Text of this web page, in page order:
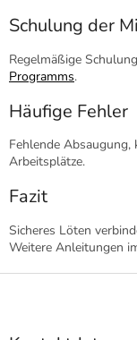
Schulung der
Regelmäßige
Programms.
Häufige Fehler
Fehlende
Arbeitsplätze.
Fazit
Sicheres Löten
Weitere Anleitungen
F